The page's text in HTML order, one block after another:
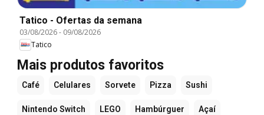
Tatico - Ofertas da semana
03/08/2026- 09/08/2026
Tatico
Mais produtos favoritos
Café Celulares Sorvete Pizza Sushi
Nintendo Switch LEGO Hambúrguer Açaí